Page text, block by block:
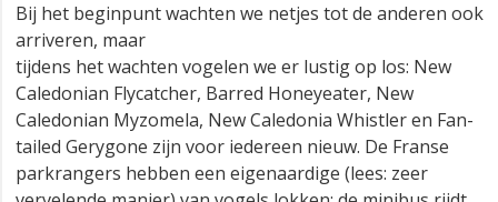
Bij het beginpunt wachten we netjes tot de anderen ook
arriveren, maar
tijdens het wachten vogelen we er lustig op los: New
Caledonian Flycatcher, Barred Honeyeater, New
Caledonian Myzomela, New Caledonia Whistler en Fan-
tailed Gerygone zijn voor iedereen nieuw. De Franse
parkrangers hebben een eigenaardige (lees: zeer